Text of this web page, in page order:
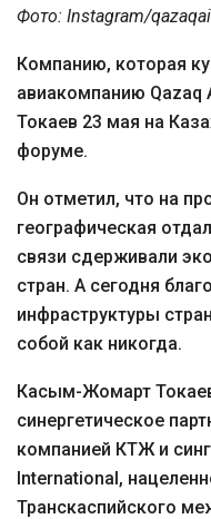
Фото: Instagram/
Компанию, которая
авиакомпанию
Токаев 23 мая на
форуме.
Он отметил, что на
географическая
связи сдерживали
стран. А сегодня
инфраструктуры
собой как никогда.
Касым-Жомарт
синергетическое
компанией КТЖ и
International,
Транскаспийского